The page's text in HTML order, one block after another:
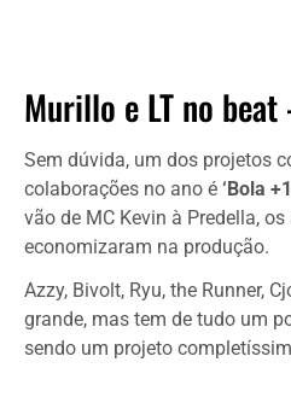
Murillo e LT no beat
Sem dúvida, um dos projetos
colaborações no ano é ‘Bola
vão de MC Kevin à Predella,
economizaram na produção.
Azzy, Bivolt, Ryu, the Runner,
grande, mas tem de tudo um
sendo um projeto